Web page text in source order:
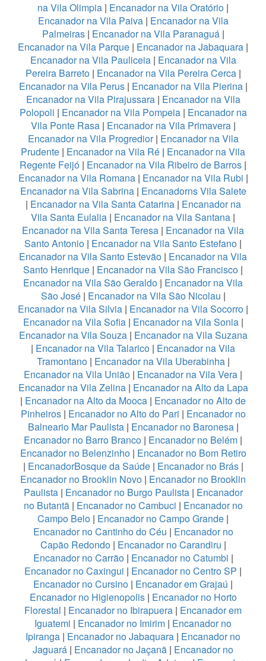
na Vila Olimpia | Encanador na Vila Oratório |
Encanador na Vila Paiva| Encanador na Vila
Palmeiras| Encanador na Vila Paranaguá|
Encanador na Vila Parque | Encanador na Jabaquara |
Encanador na Vila Pauliceia| Encanador na Vila
Pereira Barreto| Encanador na Vila Pereira Cerca|
Encanador na Vila Perus| Encanador na Vila Pierina|
Encanador na Vila Pirajussara| Encanador na Vila
Polopoli | Encanador na Vila Pompeia| Encanador na
Vila Ponte Rasa| Encanador na Vila Primavera|
Encanador na Vila Progredior| Encanador na Vila
Prudente | Encanador na Vila Ré | Encanador na Vila
Regente Feijó | Encanador na Vila Ribeiro de Barros |
Encanador na Vila Romana| Encanador na Vila Rubi |
Encanador na Vila Sabrina| Encanadorns Vila Salete
| Encanador na Vila Santa Catarina| Encanador na
Vila Santa Eulalia | Encanador na Vila Santana |
Encanador na Vila Santa Teresa | Encanador na Vila
Santo Antonio | Encanador na Vila Santo Estefano |
Encanador na Vila Santo Estevão | Encanador na Vila
Santo Henrique | Encanador na Vila São Francisco |
Encanador na Vila São Geraldo | Encanador na Vila
São José| Encanador na Vila São Nicolau |
Encanador na Vila Silvia | Encanador na Vila Socorro |
Encanador na Vila Sofia| Encanador na Vila Sonia|
Encanador na Vila Souza| Encanador na Vila Suzana
| Encanador na Vila Talarico | Encanador na Vila
Tramontano| Encanador na Vila Uberabinha|
Encanador na Vila União | Encanador na Vila Vera |
Encanador na Vila Zelina| Encanador na Alto da Lapa
| Encanador na Alto da Mooca | Encanador no Alto de
Pinheiros| Encanador no Alto do Pari | Encanador no
Balneario Mar Paulista| Encanador no Baronesa|
Encanador no Barro Branco | Encanador no Belém |
Encanador no Belenzinho| Encanador no Bom Retiro
| EncanadorBosque da Saúde| Encanador no Brás|
Encanador no Brooklin Novo | Encanador no Brooklin
Paulista| Encanador no Burgo Paulista| Encanador
no Butantã| Encanador no Cambuci | Encanador no
Campo Belo | Encanador no Campo Grande |
Encanador no Cantinho do Céu | Encanador no
Capão Redondo| Encanador no Carandiru |
Encanador no Carrão| Encanador no Catumbi |
Encanador no Caxingui | Encanador no Centro SP |
Encanador no Cursino | Encanador em Grajaú |
Encanador no Higienopolis| Encanador no Horto
Florestal | Encanador no Ibirapuera | Encanador em
Iguatemi | Encanador no Imirim | Encanador no
Ipiranga | Encanador no Jabaquara | Encanador no
Jaguará | Encanador no Jaçanã | Encanador no